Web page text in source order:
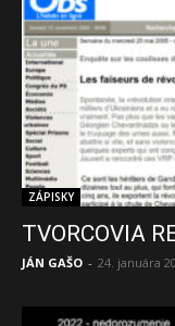
ZÁPISKY
TVORCOVIA
JÁN GAŠO - 24. januára